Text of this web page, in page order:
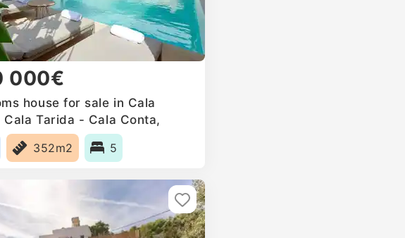
000€
house for sale in Cala
Cala Tarida - Cala Conta,
352m2 5